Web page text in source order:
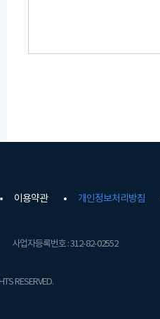
이용약관 개인정보처리방침
사업자등록번호 : 312-82-02552
RESERVED.